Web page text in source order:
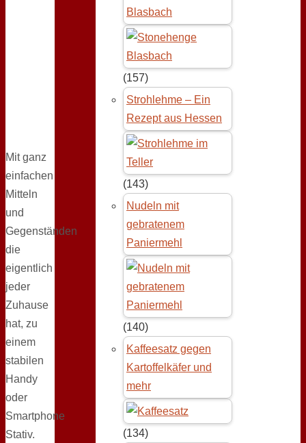
Mit ganz
einfachen
Mitteln
und
Gegenständen
die
eigentlich
jeder
Zuhause
hat, zu
einem
stabilen
Handy
oder
Smartphone
Stativ.
Blasbach
(157)
Strohlehme – Ein
Rezept aus Hessen
(143)
Nudeln mit
gebratenem
Paniermehl
(140)
Kaffeesatz gegen
Kartoffelkäfer und
mehr
(134)